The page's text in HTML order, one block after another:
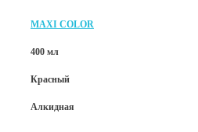
MAXI COLOR
400 мл
Красный
Алкидная